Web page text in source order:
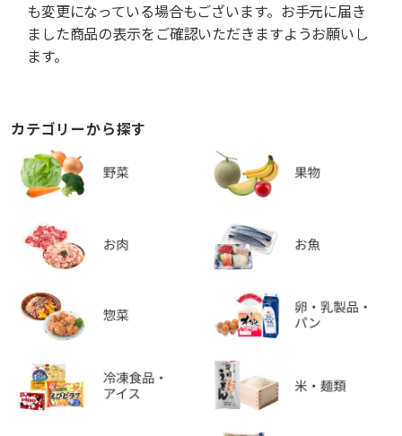
も変更になっている場合もございます。お手元に届き
ました商品の表示をご確認いただきますようお願いし
ます。
カテゴリーから探す